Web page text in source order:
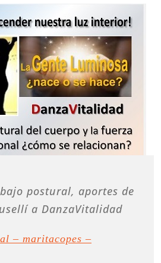
postural, aportes de
a DanzaVitalidad
– maritacopes –